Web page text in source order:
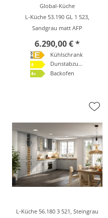
Global-Küche
L-Küche 53.190 GL 1 523,
Sandgrau matt AFP
6.290,00 € *
Kühlschrank
Dunstabzugshaube
Backofen
L-Küche 56.180 3 521, Steingrau